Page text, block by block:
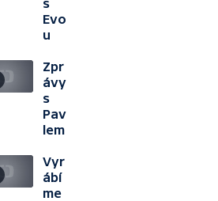
s
Evo
u
Zpr
ávy
s
Pav
lem
Vyr
ábí
me